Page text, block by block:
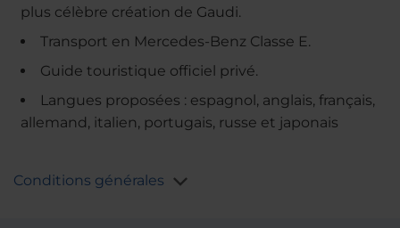
plus célèbre création de Gaudi.
Transport en Mercedes-Benz Classe E.
Guide touristique officiel privé.
Langues proposées : espagnol, anglais, français,
allemand, italien, portugais, russe et japonais
Conditions générales